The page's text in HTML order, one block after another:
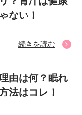
ない！
続きを読む
由は何？眠れ
法はコレ！